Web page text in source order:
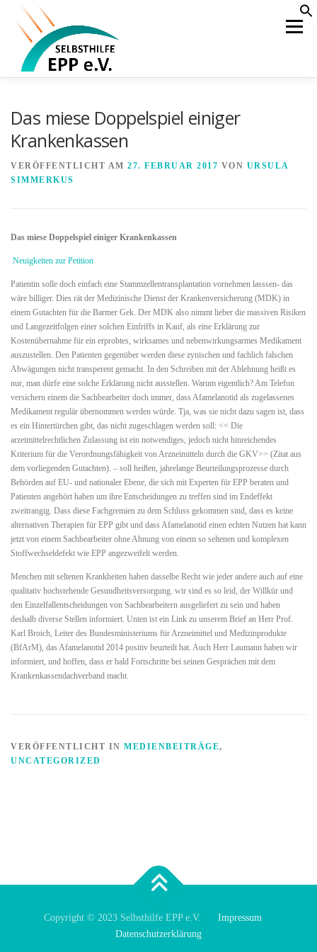
springen
Menü
Das miese Doppelspiel einiger
Krankenkassen
VERÖFFENTLICHT AM 27. FEBRUAR 2017 VON URSULA
SIMMERKUS
Das miese Doppelspiel einiger Krankenkassen
Neuigkeiten zur Petition
Patientin solle doch einfach eine Stammzellentransplantation vornehmen lasssen- das
wäre billiger. Dies rät der Medizinische Dienst der Krankenversicherung (MDK) in
einem Gutachten für die Barmer Gek. Der MDK also nimmt lieber die massiven Risiken
und Langezeitfolgen einer solchen Einfriffs in Kauf, als eine Erklärung zur
Kostenübernahme für ein erprobtes, wirksames und nebenwirkungsarmes Medikament
auszustellen. Den Patienten gegenüber werden diese zynischen und fachlich falschen
Abwägungen nicht transperent gemacht. In den Schreiben mit der Ablehnung heißt es
nur, man dürfe eine solche Erklärung nicht ausstellen. Warum eigentlich? Am Telefon
versichern einem die Sachbearbeiter doch immer, dass Afamelanotid als zugelassenes
Medikament regulär übernommen werden würde. Tja, was sie nicht dazu sagen ist, dass
es ein Hintertürchen gibt, das nicht zugeschlagen werden soll: << Die
arzeimittelrechtlichen Zulassung ist ein notwendiges, jedoch nicht hinreichendes
Kriterium für die Verordnungsfähigkeit von Arzneimitteln durch die GKV>> (Zitat aus
dem vorliegenden Gutachten). – soll heißen, jahrelange Beurteilungsprozesse durch
Behörden auf EU- und nationaler Ebene, die sich mit Experten für EPP beraten und
Patienten angehört haben um ihre Entscheidungen zu treffen sind im Endeffekt
zweitrangig. Dass diese Fachgremien zu dem Schluss gekommen sind, dass es keine
alternativen Therapien für EPP gibt und dass Afamelanotid einen echten Nutzen hat kann
jetzt von einem Sachbearbeiter ohne Ahnung von einem so seltenen und komplexen
Stoffwechseldefekt wie EPP angezweifelt werden.
Menchen mit seltenen Krankheiten haben dasselbe Recht wie jeder andere auch auf eine
qualitativ hochstehende Gesundheitsversorgung. wir sind es so leid, der Willkür und
den Einzelfallentscheidungen von Sachbearbeitern ausgeliefert zu sein und haben
deshalb diverse Stellen informiert. Unten ist ein Link zu unserem Brief an Herr Prof.
Karl Broich, Leiter des Bundesministeriums für Arzneimittel und Medizinprodukte
(BfArM), das Afamelanotid 2014 positiv beurteilt hat. Auch Herr Laumann haben wir
informiert, und hoffen, dass er bald Fortschritte bei seinen Gesprächen mit dem
Krankenkassendachverband macht.
VERÖFFENTLICHT IN MEDIENBEITRÄGE,
UNCATEGORIZED
Copyright © 2023 Selbsthilfe EPP e.V. Impressum
Datenschutzerklärung